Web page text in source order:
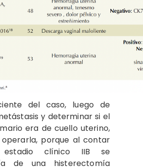
del caso, luego de
y determinar si el
era de cuello uterino,
porque al contar
clínico IIB se
de una histerectomía